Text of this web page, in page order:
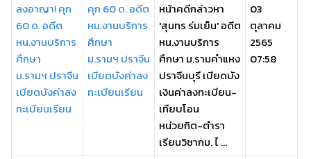
คุก 60 ด. อดีต
หน.งานบริการ
ศึกษา
ม.รามฯ ปราจีน
เบียดบังค่าลง
ทะเบียนเรียน
หน้าคดีกล่าวหา
'สุนทร ร่มเย็น' อดีต
หน.งานบริการ
ศึกษา ม.รามคำแหง
ปราจีนบุรี เบียดบัง
เงินค่าลงทะเบียน-
เทียบโอน
หน่วยกิต-ตำรา
เรียนวิชากม. ไ ...
03
ตุลาคม
2565
07:58